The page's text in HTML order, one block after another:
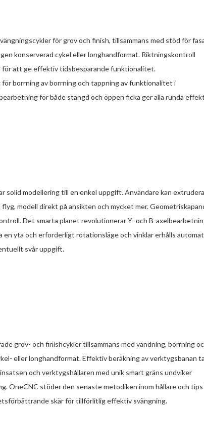
för grov och finish, tillsammans med stöd för
konserverad cykel eller longhandformat. Riktningskontroll
för att ge effektiv tidsbesparande funktionalitet.
borrning av borrning och tappning av funktionalitet i
för både stängd och öppen ficka ger alla runda
solid modellering till en enkel uppgift. Användare kan extrudera
modell direkt på ansikten och mycket mer.
Det smarta planet revolutionerar Y- och B-
en yta och erforderligt rotationsläge och vinklar erhålls
svår uppgift.
grov- och finishcykler tillsammans med vändning, borrning
eller longhandformat. Effektiv beräkning av verktygsbanan
och verktygshållaren med unik smart gräns undviker
OneCNC stöder den senaste metodiken inom hållare och
skär för tillförlitlig effektiv svängning.